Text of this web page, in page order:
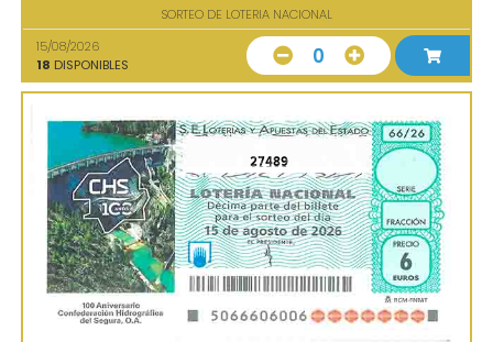
SORTEO DE LOTERIA NACIONAL
15/08/2026
18 DISPONIBLES 0
27489